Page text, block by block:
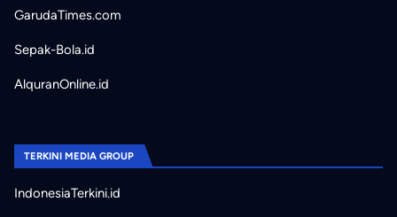
GarudaTimes.com
Sepak-Bola.id
AlquranOnline.id
TERKINI MEDIA GROUP
IndonesiaTerkini.id